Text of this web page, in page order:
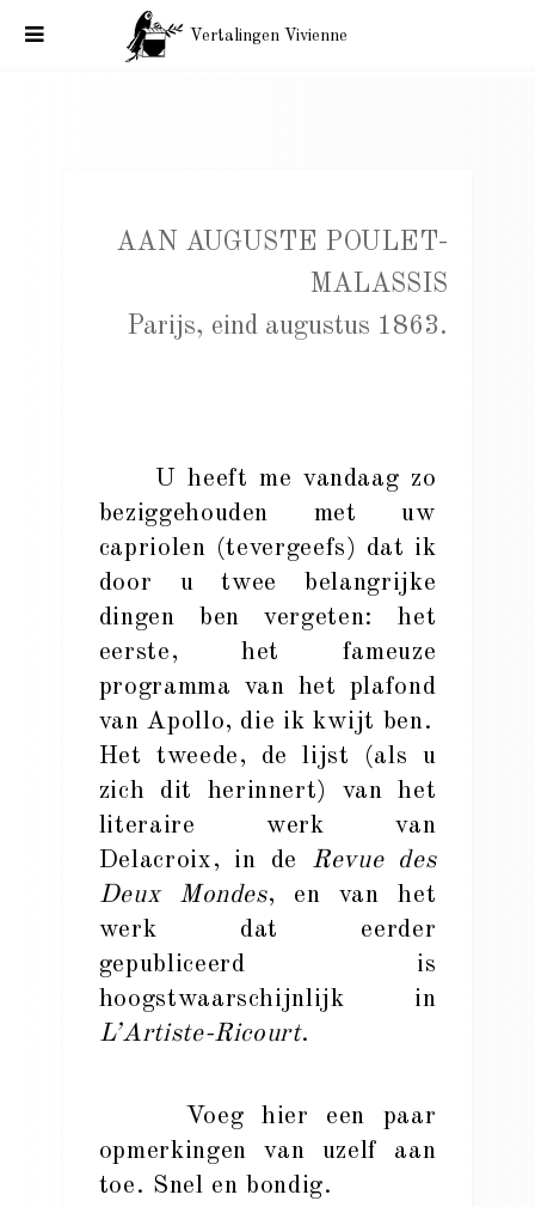
Vertalingen Vivienne
AAN AUGUSTE POULET-
MALASSIS
Parijs, eind augustus 1863.
U heeft me vandaag zo
beziggehouden met uw
capriolen (tevergeefs) dat ik
door u twee belangrijke
dingen ben vergeten: het
eerste, het fameuze
programma van het plafond
van Apollo, die ik kwijt ben.
Het tweede, de lijst (als u
zich dit herinnert) van het
literaire werk van
Delacroix, in de Revue des
Deux Mondes, en van het
werk dat eerder
gepubliceerd is
hoogstwaarschijnlijk in
L’Artiste-Ricourt.
Voeg hier een paar
opmerkingen van uzelf aan
toe. Snel en bondig.